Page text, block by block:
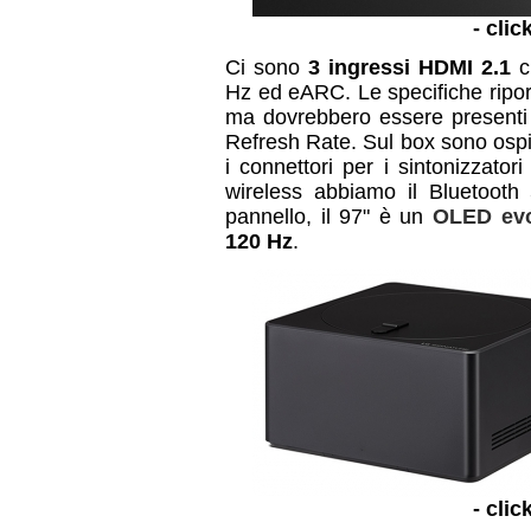
-
Ci sono 3 ingressi HDMI 2.1
Hz ed eARC. Le specifiche
ma dovrebbero essere
Refresh Rate. Sul box sono
i connettori per i
wireless abbiamo il
pannello, il 97" è unOLED
120 Hz.
-